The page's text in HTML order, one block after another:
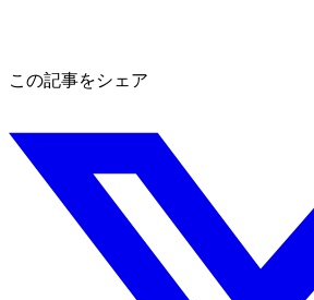
この記事をシェア